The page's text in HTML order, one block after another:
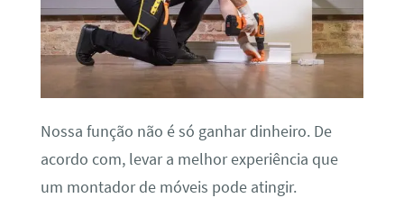
Nossa função não é só ganhar dinheiro. De
acordo com, levar a melhor experiência que
um montador de móveis pode atingir.